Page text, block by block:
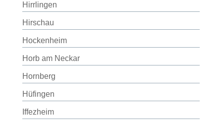
Hirrlingen
Hirschau
Hockenheim
Horb am Neckar
Hornberg
Hüfingen
Iffezheim